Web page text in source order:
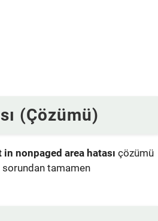
(Çözümü)
nonpaged area hatası çözümü
sorundan tamamen